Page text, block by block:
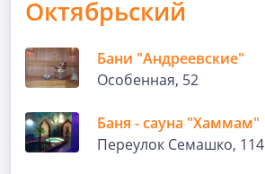
Октябрьский
Бани "Андреевские"
Особенная, 52
Баня - сауна "Хаммам"
Переулок Семашко, 114